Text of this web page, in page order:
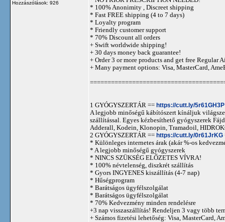
Hozzászólások: 926
* 100% Anonimity , Discreet shipping
* Fast FREE shipping (4 to 7 days)
* Loyalty program
* Friendly customer support
* 70% Discount all orders
+ Swift worldwide shipping!
+ 30 days money back guarantee!
+ Order 3 or more products and get free Regular
+ Many payment options: Visa, MasterCard,
1 GYÓGYSZERTÁR == https://cutt.ly/5r61GH3P
A legjobb minőségű kábítószert kínáljuk
szállítással. Egyes kézbesíthető gyógyszerek
Adderall, Kodein, Klonopin, Tramadoil,
2 GYÓGYSZERTÁR == https://cutt.ly/0r61JrKG
* Különleges internetes árak (akár %-os
* A legjobb minőségű gyógyszerek
* NINCS SZÜKSÉG ELŐZETES VÍVRA!
* 100% névtelenség, diszkrét szállítás
* Gyors INGYENES kiszállítás (4-7 nap)
* Hűségprogram
* Barátságos ügyfélszolgálat
* Barátságos ügyfélszolgálat
* 70% Kedvezmény minden rendelésre
+3 nap visszaszállítás! Rendeljen 3 vagy több
+ Számos fizetési lehetőség: Visa, MasterCard,